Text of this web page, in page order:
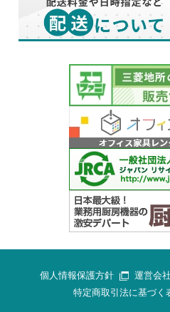
個人情報保護方針 運営会社
特定商取引法に基づく